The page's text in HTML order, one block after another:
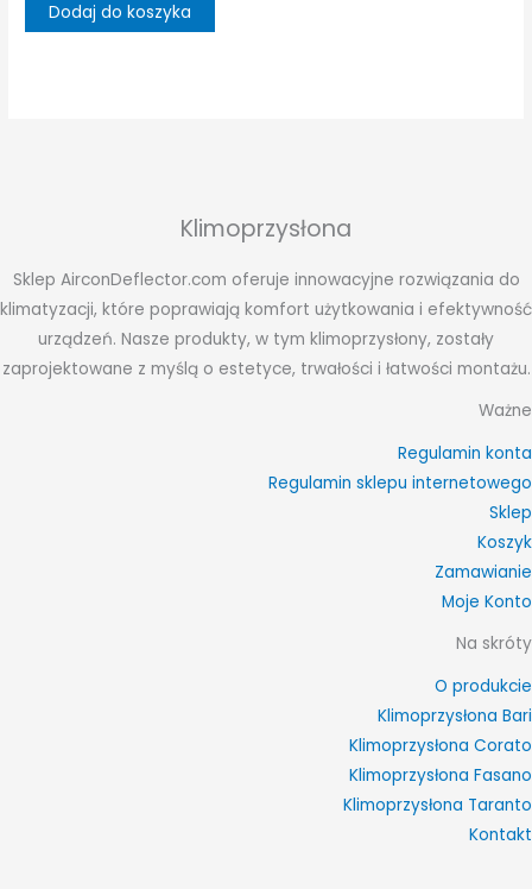
Dodaj do koszyka
Klimoprzysłona
Sklep AirconDeflector.com oferuje innowacyjne rozwiązania do
klimatyzacji, które poprawiają komfort użytkowania i efektywność
urządzeń. Nasze produkty, w tym klimoprzysłony, zostały
zaprojektowane z myślą o estetyce, trwałości i łatwości montażu.
Ważne
Regulamin konta
Regulamin sklepu internetowego
Sklep
Koszyk
Zamawianie
Moje Konto
Na skróty
O produkcie
Klimoprzysłona Bari
Klimoprzysłona Corato
Klimoprzysłona Fasano
Klimoprzysłona Taranto
Kontakt